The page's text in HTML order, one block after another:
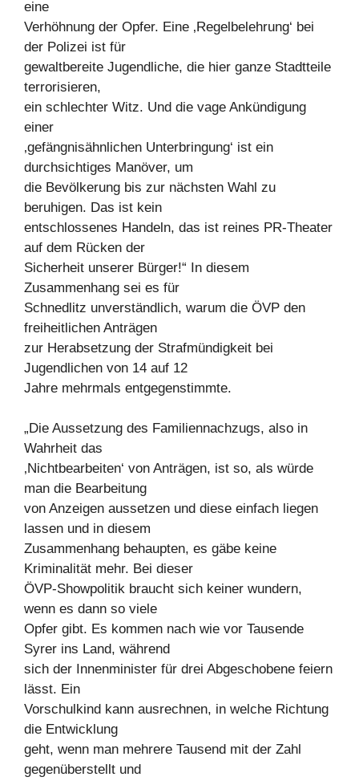
eine
Verhöhnung der Opfer. Eine ‚Regelbelehrung‘ bei
der Polizei ist für
gewaltbereite Jugendliche, die hier ganze Stadtteile
terrorisieren,
ein schlechter Witz. Und die vage Ankündigung
einer
‚gefängnisähnlichen Unterbringung‘ ist ein
durchsichtiges Manöver, um
die Bevölkerung bis zur nächsten Wahl zu
beruhigen. Das ist kein
entschlossenes Handeln, das ist reines PR-Theater
auf dem Rücken der
Sicherheit unserer Bürger!“ In diesem
Zusammenhang sei es für
Schnedlitz unverständlich, warum die ÖVP den
freiheitlichen Anträgen
zur Herabsetzung der Strafmündigkeit bei
Jugendlichen von 14 auf 12
Jahre mehrmals entgegenstimmte.
„Die Aussetzung des Familiennachzugs, also in
Wahrheit das
‚Nichtbearbeiten‘ von Anträgen, ist so, als würde
man die Bearbeitung
von Anzeigen aussetzen und diese einfach liegen
lassen und in diesem
Zusammenhang behaupten, es gäbe keine
Kriminalität mehr. Bei dieser
ÖVP-Showpolitik braucht sich keiner wundern,
wenn es dann so viele
Opfer gibt. Es kommen nach wie vor Tausende
Syrer ins Land, während
sich der Innenminister für drei Abgeschobene feiern
lässt. Ein
Vorschulkind kann ausrechnen, in welche Richtung
die Entwicklung
geht, wenn man mehrere Tausend mit der Zahl
gegenüberstellt und